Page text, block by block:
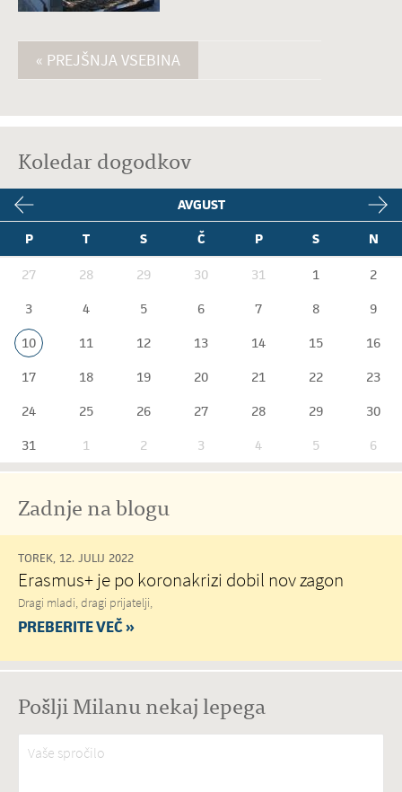
« PREJŠNJA VSEBINA
Koledar dogodkov
AVGUST
P
T S Č P S N
27 28 29 30 31 1
2
3
4 5 6 7 8
9
10
11 12 13 14 15
16
17
18 19 20 21 22
23
24
25 26 27 28 29
30
31
1 2 3 4 5 6
Zadnje na blogu
TOREK, 12. JULIJ 2022
Erasmus+ je po koronakrizi dobil nov zagon
Dragi mladi, dragi prijatelji,
PREBERITE VEČ »
Pošlji Milanu nekaj lepega
Vaše spročilo*